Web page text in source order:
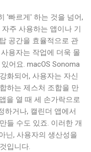
'빠르게' 하는 것을 넘어,
주 사용하는 앱이나 기
공간을 효율적으로 관
용자는 작업에 더욱 몰
어요. macOS Sonoma
화되어, 사용자는 자신
하는 제스처 조합을 만
을 열 때 세 손가락으로
하거나, 캘린더 앱에서
들 수도 있죠. 이러한 개
닌, 사용자의 생산성을
입니다.